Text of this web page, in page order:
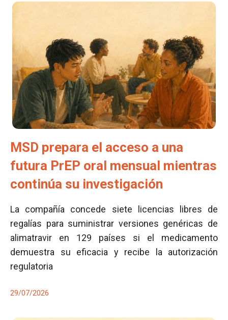
MSD prepara el acceso a una
futura PrEP oral mensual mientras
continúa su investigación
La compañía concede siete licencias libres de
regalías para suministrar versiones genéricas de
alimatravir en 129 países si el medicamento
demuestra su eficacia y recibe la autorización
regulatoria
29/07/2026